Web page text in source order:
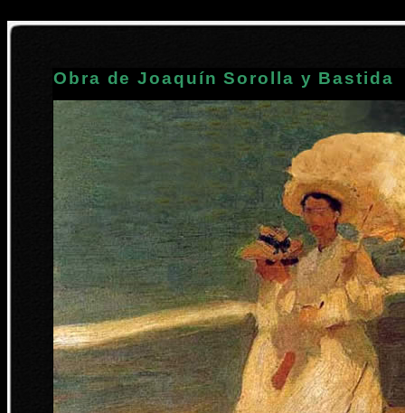
Obra de Joaquín Sorolla y Bastida